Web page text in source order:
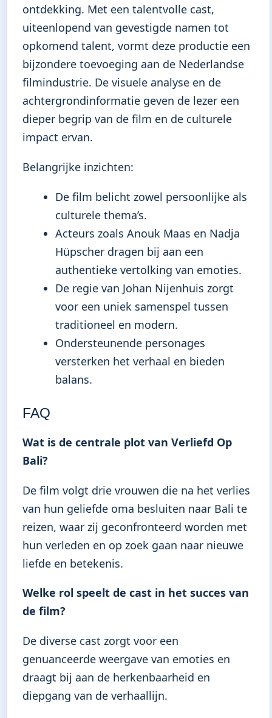
ontdekking. Met een talentvolle cast,
uiteenlopend van gevestigde namen tot
opkomend talent, vormt deze productie een
bijzondere toevoeging aan de Nederlandse
filmindustrie. De visuele analyse en de
achtergrondinformatie geven de lezer een
dieper begrip van de film en de culturele
impact ervan.
Belangrijke inzichten:
De film belicht zowel persoonlijke als
culturele thema’s.
Acteurs zoals Anouk Maas en Nadja
Hüpscher dragen bij aan een
authentieke vertolking van emoties.
De regie van Johan Nijenhuis zorgt
voor een uniek samenspel tussen
traditioneel en modern.
Ondersteunende personages
versterken het verhaal en bieden
balans.
FAQ
Wat is de centrale plot van Verliefd Op
Bali?
De film volgt drie vrouwen die na het verlies
van hun geliefde oma besluiten naar Bali te
reizen, waar zij geconfronteerd worden met
hun verleden en op zoek gaan naar nieuwe
liefde en betekenis.
Welke rol speelt de cast in het succes van
de film?
De diverse cast zorgt voor een
genuanceerde weergave van emoties en
draagt bij aan de herkenbaarheid en
diepgang van de verhaallijn.